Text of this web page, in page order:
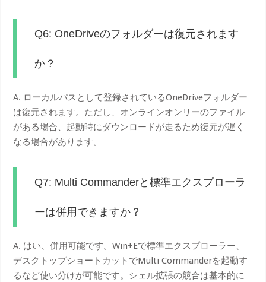
Q6: OneDriveのフォルダーは復元されます
か？
A. ローカルパスとして登録されているOneDriveフォルダー
は復元されます。ただし、オンラインオンリーのファイル
がある場合、起動時にダウンロードが走るため復元が遅く
なる場合があります。
Q7: Multi Commanderと標準エクスプローラ
ーは併用できますか？
A. はい、併用可能です。Win+Eで標準エクスプローラー、
デスクトップショートカットでMulti Commanderを起動す
るなど使い分けが可能です。シェル拡張の競合は基本的に